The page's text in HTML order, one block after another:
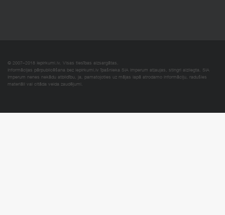
© 2007–2018 Iepirkumi.lv. Visas tiesības aizsargātas.
Informācijas pārpublicēšana bez iepirkumi.lv īpašnieka SIA Imperum atļaujas, stingri aizliegta. SIA
Imperum nenes nekādu atbildību, ja, pamatojoties uz mājas lapā atrodamo informāciju, radušies
materiāli vai citāda veida zaudējumi.